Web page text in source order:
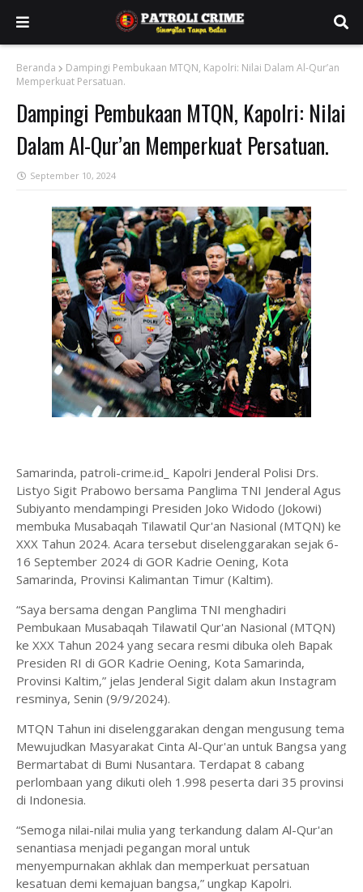
Beranda
Dampingi Pembukaan MTQN, Kapolri: Nilai Dalam Al-Qur’an
Memperkuat Persatuan.
Dampingi Pembukaan MTQN, Kapolri: Nilai
Dalam Al-Qur’an Memperkuat Persatuan.
September 10, 2024
Samarinda, patroli-crime.id_ Kapolri Jenderal Polisi Drs.
Listyo Sigit Prabowo bersama Panglima TNI Jenderal Agus
Subiyanto mendampingi Presiden Joko Widodo (Jokowi)
membuka Musabaqah Tilawatil Qur'an Nasional (MTQN) ke
XXX Tahun 2024. Acara tersebut diselenggarakan sejak 6-
16 September 2024 di GOR Kadrie Oening, Kota
Samarinda, Provinsi Kalimantan Timur (Kaltim).
“Saya bersama dengan Panglima TNI menghadiri
Pembukaan Musabaqah Tilawatil Qur'an Nasional (MTQN)
ke XXX Tahun 2024 yang secara resmi dibuka oleh Bapak
Presiden RI di GOR Kadrie Oening, Kota Samarinda,
Provinsi Kaltim,” jelas Jenderal Sigit dalam akun Instagram
resminya, Senin (9/9/2024).
MTQN Tahun ini diselenggarakan dengan mengusung tema
Mewujudkan Masyarakat Cinta Al-Qur'an untuk Bangsa yang
Bermartabat di Bumi Nusantara. Terdapat 8 cabang
perlombaan yang dikuti oleh 1.998 peserta dari 35 provinsi
di Indonesia.
“Semoga nilai-nilai mulia yang terkandung dalam Al-Qur'an
senantiasa menjadi pegangan moral untuk
menyempurnakan akhlak dan memperkuat persatuan
kesatuan demi kemajuan bangsa,” ungkap Kapolri.